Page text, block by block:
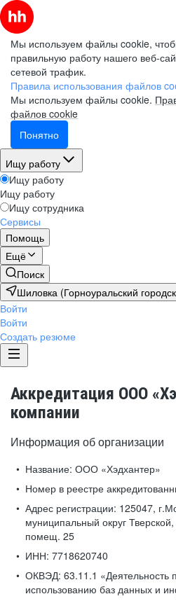
Мы используем файлы cookie,
правильную работу нашего веб-
сетевой трафик.
Правила использования файлов
Мы используем файлы cookie.
файлов cookie
Понятно
Ищу работу
Ищу работу
Ищу работу
Ищу сотрудника
Сервисы
Помощь
Ещё
Поиск
Шиловка (Горноуральский
Войти
Войти
Создать резюме
Аккредитация ООО
компании
Информация об организации
Название: ООО «Хэдхантер»
Номер в реестре
Адрес регистрации: 125047,
муниципальный округ
помещ. 25
ИНН: 7718620740
ОКВЭД: 63.11.1 «Деятельность
использованию баз данных и